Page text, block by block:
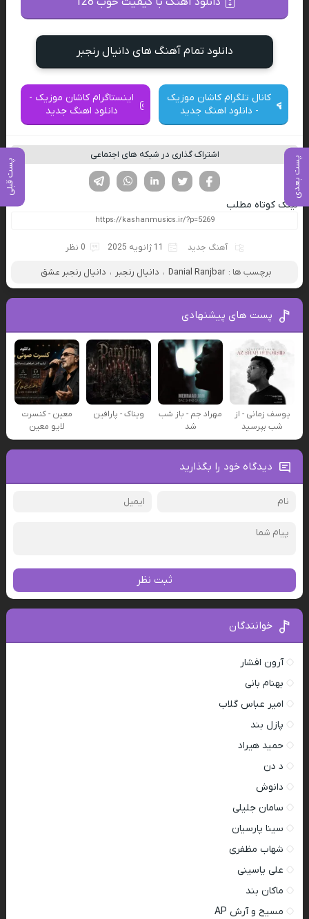
پست بعدی پست قبلی
دانلود تمام آهنگ های دانیال رنجبر
کانال تلگرام کاشان موزیک
- دانلود اهنگ جدید
اینستاگرام کاشان موزیک -
دانلود اهنگ جدید
اشتراک گذاری در شبکه های اجتماعی
لینکدین تویتر
فیسوک
لینک کوتاه مطلب
آهنگ جدید 11 ژانویه 2025 0 نظر
برچسب ها : Danial Ranjbar ، دانیال رنجبر ، دانیال رنجبر عشق
پست های پیشنهادی
یوسف زمانی - از
شب بپرسید
مهراد جم - باز شب
شد
ویناک - پارافین
معین - کنسرت
لایو معین
دیدگاه خود را بگذارید
ثبت نظر
خوانندگان
آرون افشار
بهنام بانی
امیر عباس گلاب
پازل بند
حمید هیراد
د دن
دانوش
سامان جلیلی
سینا پارسیان
شهاب مظفری
علی یاسینی
ماکان بند
مسیح و آرش AP